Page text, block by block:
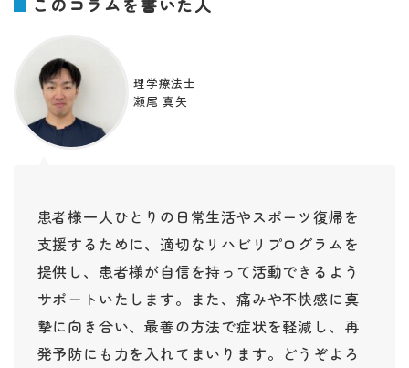
このコラムを書いた人
理学療法士
瀬尾 真矢
患者様一人ひとりの日常生活やスポーツ復帰を
支援するために、適切なリハビリプログラムを
提供し、患者様が自信を持って活動できるよう
サポートいたします。また、痛みや不快感に真
摯に向き合い、最善の方法で症状を軽減し、再
発予防にも力を入れてまいります。どうぞよろ